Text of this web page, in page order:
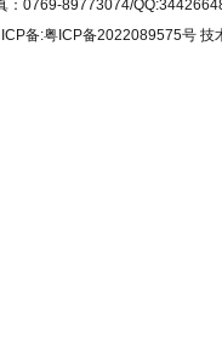
0769-89773074/
ICP备:粤ICP备2022089575号